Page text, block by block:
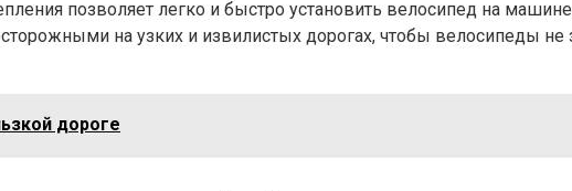
позволяет легко и быстро установить велосипед на
на узких и извилистых дорогах, чтобы велосипеды
дороге